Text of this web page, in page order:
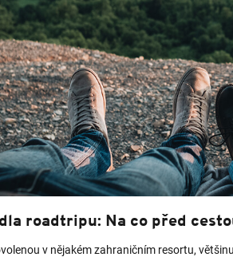
roadtripu: Na co před
v nějakém zahraničním resortu,